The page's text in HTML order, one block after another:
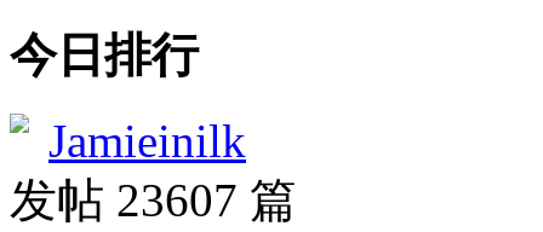
今日排行
Jamieinilk
发帖 23607 篇